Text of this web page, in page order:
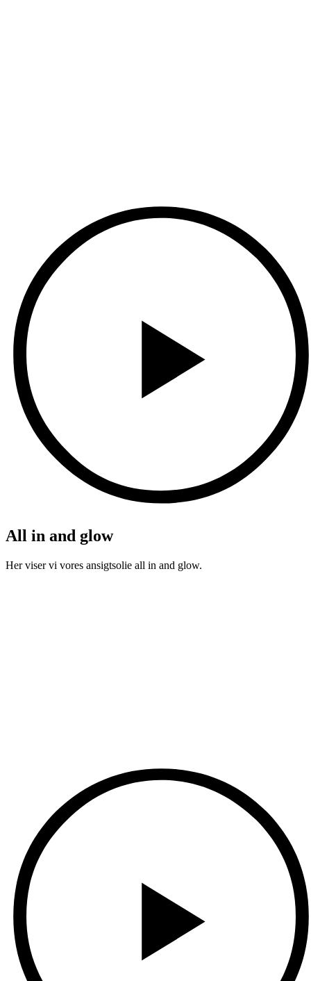
All in and glow
Her viser vi vores ansigtsolie all in and glow.